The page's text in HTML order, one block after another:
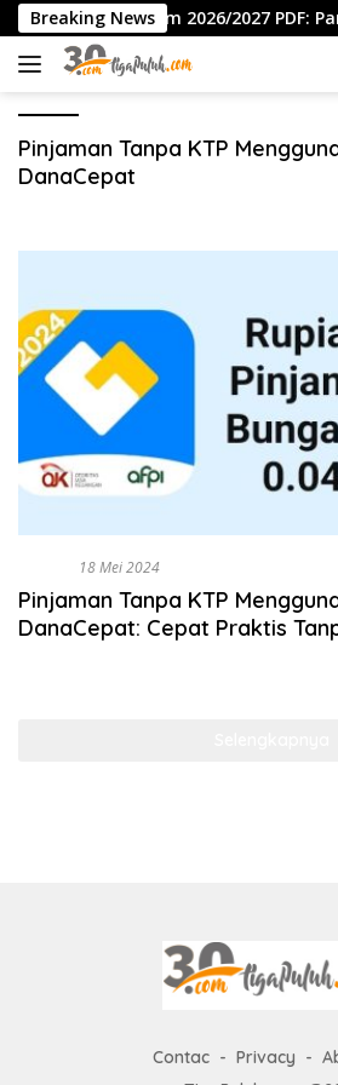
Langsung
ke
konten
Breaking News
Kaldik Jatim 2026/2027 PDF:
Pinjaman Tanpa KTP
DanaCepat
18 Mei 2024
Pinjaman Tanpa KTP
DanaCepat: Cepat Praktis
Contac Privacy